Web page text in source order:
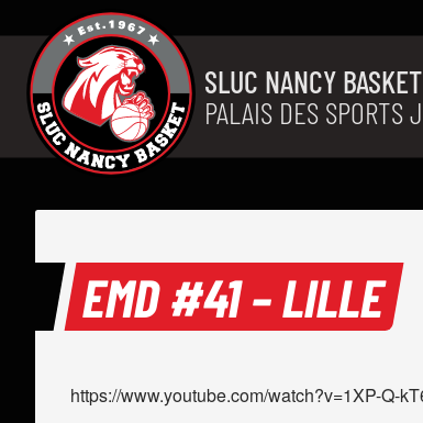
Aller au contenu
SLUC NANCY BASKET
PALAIS DES SPORTS
EMD #41 – LILLE
https://www.youtube.com/watch?v=1XP-Q-